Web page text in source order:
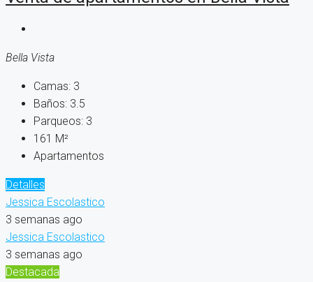
Bella Vista
Camas: 3
Baños: 3.5
Parqueos: 3
161 M²
Apartamentos
Detalles
Jessica Escolastico
3 semanas ago
Jessica Escolastico
3 semanas ago
Destacada